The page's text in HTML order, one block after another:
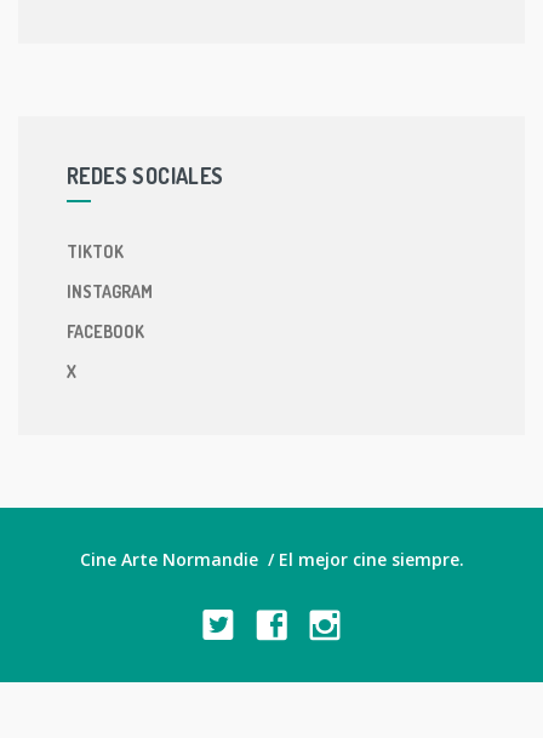
REDES SOCIALES
TIKTOK
INSTAGRAM
FACEBOOK
X
Cine Arte Normandie / El mejor cine siempre.